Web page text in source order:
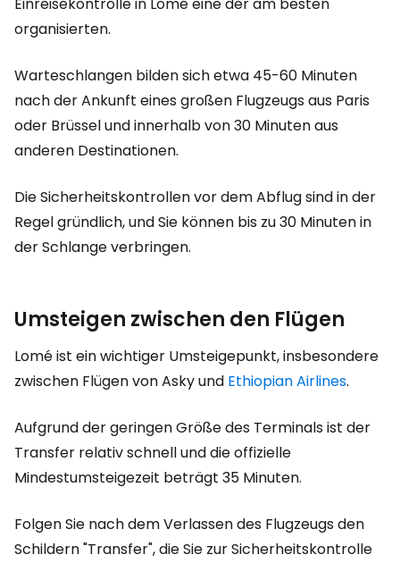
organisierten.
Warteschlangen bilden sich etwa 45-60 Minuten
nach der Ankunft eines großen Flugzeugs aus Paris
oder Brüssel und innerhalb von 30 Minuten aus
anderen Destinationen.
Die Sicherheitskontrollen vor dem Abflug sind in der
Regel gründlich, und Sie können bis zu 30 Minuten in
der Schlange verbringen.
Umsteigen zwischen den Flügen
Lomé ist ein wichtiger Umsteigepunkt, insbesondere
zwischen Flügen von Asky und Ethiopian Airlines.
Aufgrund der geringen Größe des Terminals ist der
Transfer relativ schnell und die offizielle
Mindestumsteigezeit beträgt 35 Minuten.
Folgen Sie nach dem Verlassen des Flugzeugs den
Schildern "Transfer", die Sie zur Sicherheitskontrolle